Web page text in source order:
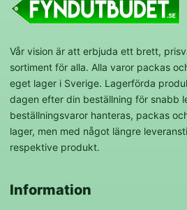
Vår vision är att erbjuda ett brett,
sortiment för alla. Alla varor packas
eget lager i Sverige. Lagerförda
dagen efter din beställning för snabb
beställningsvaror hanteras, packas
lager, men med något längre
respektive produkt.
Information